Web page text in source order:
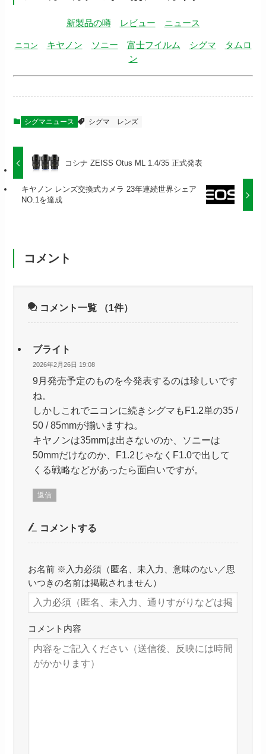
新製品の噂 レビュー ニュース
ニコン キヤノン ソニー 富士フイルム シグマ
タムロ
ン
シグマニュース シグマ レンズ
コシナ ZEISS Otus ML 1.4/35 正式発表
キヤノン レンズ交換式カメラ 23年連続世界シェア
NO.1を達成
コメント
コメント一覧 （1件）
ブライト
2026年2月26日 19:08
9月発売予定のものを今発表するのは珍しいです
ね。
しかしこれでニコンに続きシグマもF1.2単の35 /
50 / 85mmが揃いますね。
キヤノンは35mmは出さないのか、ソニーは
50mmだけなのか、F1.2じゃなくF1.0で出して
くる戦略などがあったら面白いですが。
返信
コメントする
お名前 ※入力必須（匿名、未入力、意味のない／思
いつきの名前は掲載されません）
コメント内容